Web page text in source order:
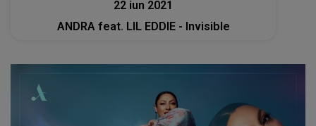
22 iun 2021
ANDRA feat. LIL EDDIE - Invisible